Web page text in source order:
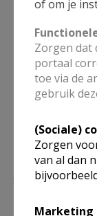
In deze kerk
Lees
of om je
Zorgen dat
portaal
toe via de
gebruik
(Sociale)
Zorgen
van al dan
Marketing